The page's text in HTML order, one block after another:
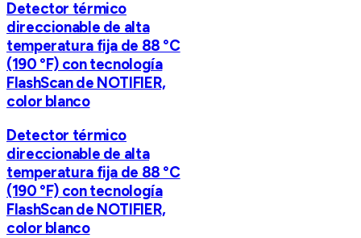
Detector térmico
direccionable de alta
temperatura fija de 88 °C
(190 °F) con tecnología
FlashScan de NOTIFIER,
color blanco
Detector térmico
direccionable de alta
temperatura fija de 88 °C
(190 °F) con tecnología
FlashScan de NOTIFIER,
color blanco